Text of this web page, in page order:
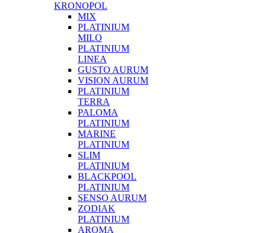
KRONOPOL
MIX
PLATINIUM
MILO
PLATINIUM
LINEA
GUSTO AURUM
VISION AURUM
PLATINIUM
TERRA
PALOMA
PLATINIUM
MARINE
PLATINIUM
SLIM
PLATINIUM
BLACKPOOL
PLATINIUM
SENSO AURUM
ZODIAK
PLATINIUM
AROMA